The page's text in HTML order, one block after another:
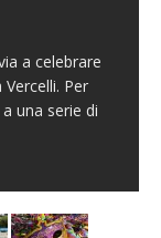
a celebrare
Per
una serie di